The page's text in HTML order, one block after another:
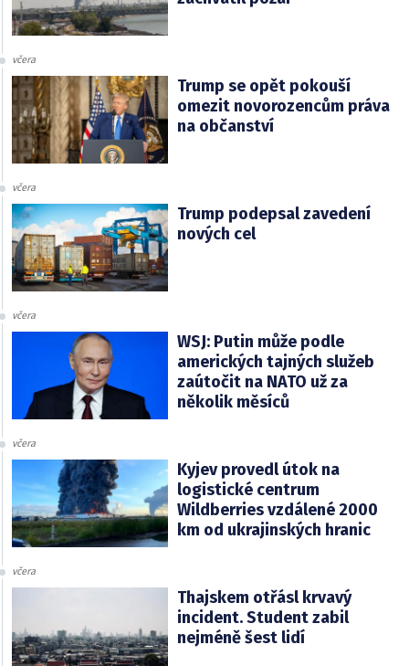
včera
Trump se opět pokouší
omezit novorozencům práva
na občanství
včera
Trump podepsal zavedení
nových cel
včera
WSJ: Putin může podle
amerických tajných služeb
zaútočit na NATO už za
několik měsíců
včera
Kyjev provedl útok na
logistické centrum
Wildberries vzdálené 2000
km od ukrajinských hranic
včera
Thajskem otřásl krvavý
incident. Student zabil
nejméně šest lidí